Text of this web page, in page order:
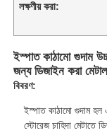
লক্ষণীয় করা:
ইস্পাত কাঠামো গুদাম
জন্য ডিজাইন করা মেটাল
বিবরণ:
ইস্পাত কাঠামো গুদাম হল
স্টোরেজ চাহিদা মেটাতে